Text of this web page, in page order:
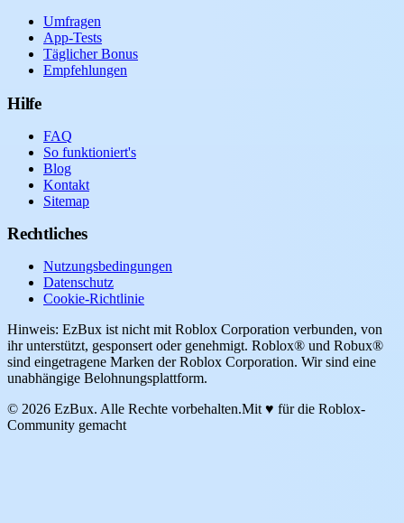
Umfragen
App-Tests
Täglicher Bonus
Empfehlungen
Hilfe
FAQ
So funktioniert's
Blog
Kontakt
Sitemap
Rechtliches
Nutzungsbedingungen
Datenschutz
Cookie-Richtlinie
Hinweis: EzBux ist nicht mit Roblox Corporation verbunden, von
ihr unterstützt, gesponsert oder genehmigt. Roblox® und Robux®
sind eingetragene Marken der Roblox Corporation. Wir sind eine
unabhängige Belohnungsplattform.
© 2026 EzBux. Alle Rechte vorbehalten.Mit ♥ für die Roblox-
Community gemacht